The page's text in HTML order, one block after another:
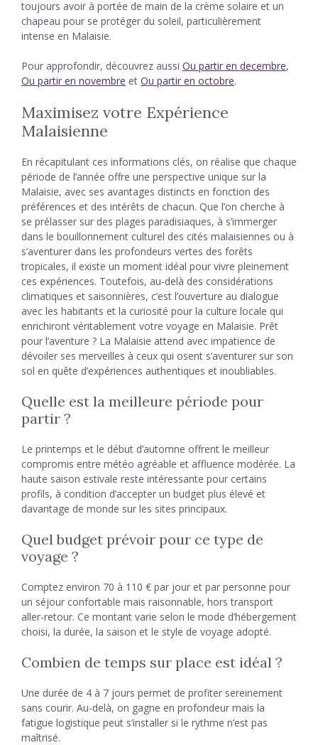
toujours avoir à portée de main de la crème solaire et un
chapeau pour se protéger du soleil, particulièrement
intense en Malaisie.
Pour approfondir, découvrez aussi Ou partir en decembre,
Ou partir en novembre et Ou partir en octobre.
Maximisez votre Expérience
Malaisienne
En récapitulant ces informations clés, on réalise que chaque
période de l’année offre une perspective unique sur la
Malaisie, avec ses avantages distincts en fonction des
préférences et des intérêts de chacun. Que l’on cherche à
se prélasser sur des plages paradisiaques, à s’immerger
dans le bouillonnement culturel des cités malaisiennes ou à
s’aventurer dans les profondeurs vertes des forêts
tropicales, il existe un moment idéal pour vivre pleinement
ces expériences. Toutefois, au-delà des considérations
climatiques et saisonnières, c’est l’ouverture au dialogue
avec les habitants et la curiosité pour la culture locale qui
enrichiront véritablement votre voyage en Malaisie. Prêt
pour l’aventure ? La Malaisie attend avec impatience de
dévoiler ses merveilles à ceux qui osent s’aventurer sur son
sol en quête d’expériences authentiques et inoubliables.
Quelle est la meilleure période pour
partir ?
Le printemps et le début d’automne offrent le meilleur
compromis entre météo agréable et affluence modérée. La
haute saison estivale reste intéressante pour certains
profils, à condition d’accepter un budget plus élevé et
davantage de monde sur les sites principaux.
Quel budget prévoir pour ce type de
voyage ?
Comptez environ 70 à 110 € par jour et par personne pour
un séjour confortable mais raisonnable, hors transport
aller-retour. Ce montant varie selon le mode d’hébergement
choisi, la durée, la saison et le style de voyage adopté.
Combien de temps sur place est idéal ?
Une durée de 4 à 7 jours permet de profiter sereinement
sans courir. Au-delà, on gagne en profondeur mais la
fatigue logistique peut s’installer si le rythme n’est pas
maîtrisé.